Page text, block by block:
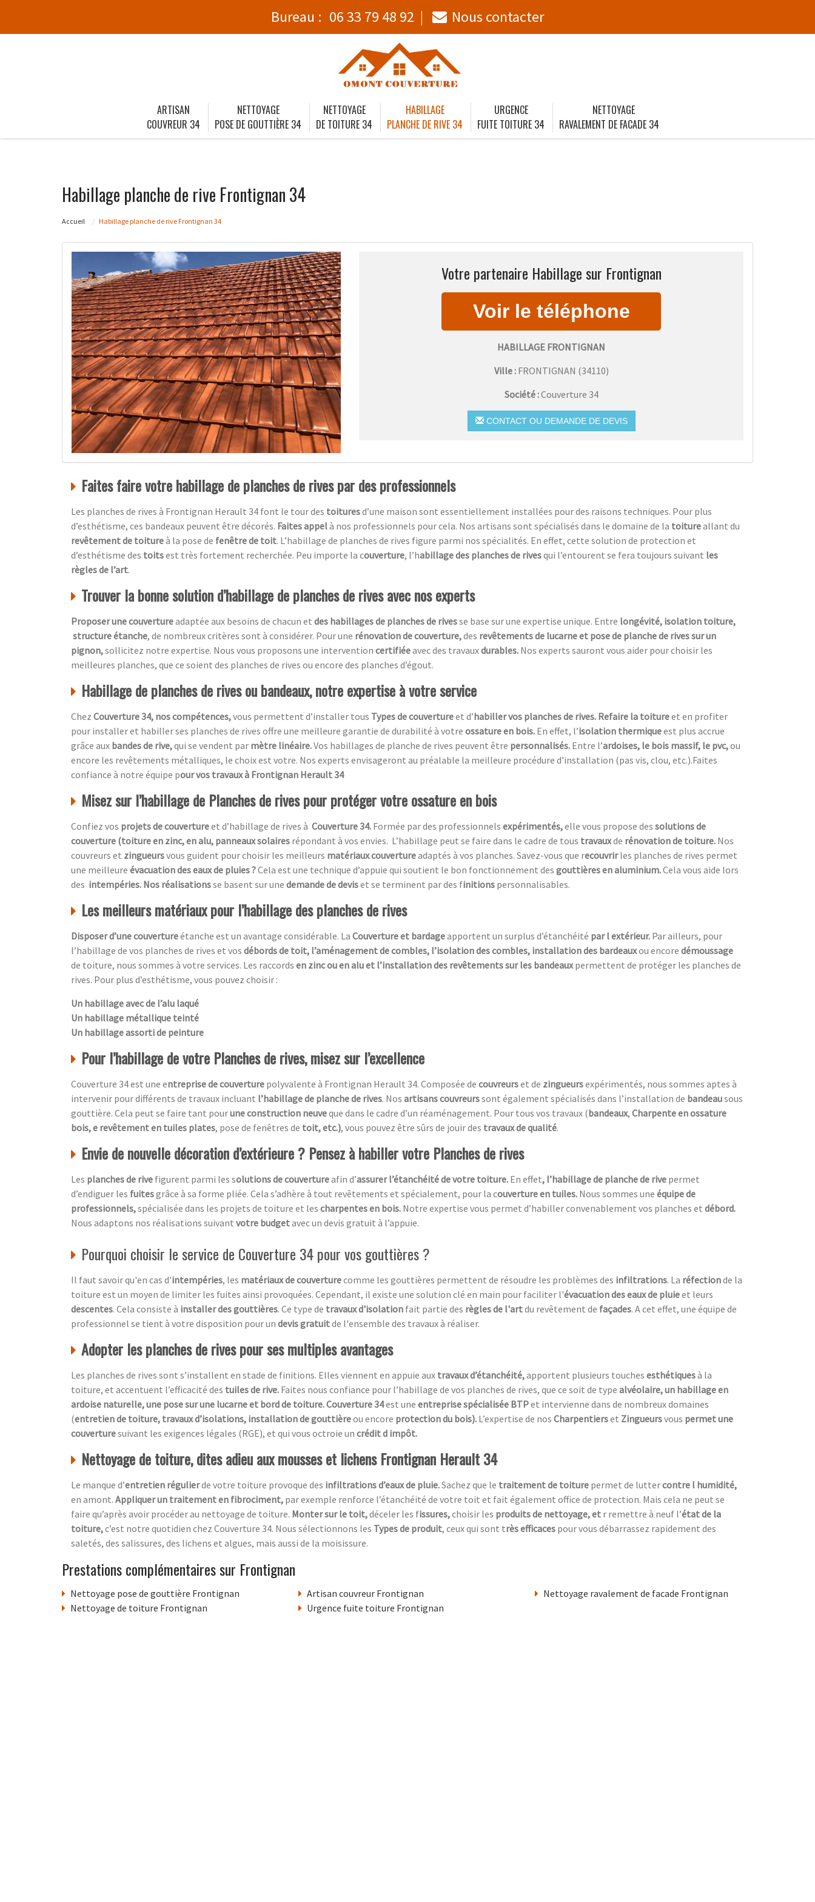
Bureau : 06 33 79 48 92 Nous contacter
ARTISAN
COUVREUR 34
NETTOYAGE
POSE DE GOUTTIÈRE 34
NETTOYAGE
DE TOITURE 34
HABILLAGE
PLANCHE DE RIVE 34
URGENCE
FUITE TOITURE 34
NETTOYAGE
RAVALEMENT DE FACADE 34
Habillage planche de rive Frontignan 34
Accueil Habillage planche de rive Frontignan 34
Votre partenaire Habillage sur Frontignan
HABILLAGE FRONTIGNAN
Ville : FRONTIGNAN (34110)
Société :Couverture 34
CONTACT OU DEMANDE DE DEVIS
Faites faire votre habillage de planches de rives par des professionnels
Les planches de rives à Frontignan Herault 34 font le tour des toituresd’une maison sont essentiellement installées pour des raisons techniques. Pour plus
d’esthétisme, ces bandeaux peuvent être décorés. Faites appelà nos professionnels pour cela. Nos artisans sont spécialisés dans le domaine de la toitureallant du
revêtement de toitureà la pose de fenêtre de toit. L’habillage de planches de rives figure parmi nos spécialités. En effet, cette solution de protection et
d’esthétisme des toitsest très fortement recherchée. Peu importe la couverture, l’habillage des planches de rivesqui l’entourent se fera toujours suivant les
règles de l’art.
Trouver la bonne solution d’habillage de planches de rives avec nos experts
Proposer une couvertureadaptée aux besoins de chacun et des habillages de planches de rivesse base sur une expertise unique. Entre longévité, isolation toiture,
structure étanche, de nombreux critères sont à considérer. Pour une rénovation de couverture,des revêtements de lucarne et pose de planche de rives sur un
pignon,sollicitez notre expertise. Nous vous proposons une intervention certifiéeavec des travauxdurables. Nos experts sauront vous aider pour choisir les
meilleures planches, que ce soient des planches de rives ou encore des planches d’égout.
Habillage de planches de rives ou bandeaux, notre expertise à votre service
Chez Couverture 34, nos compétences,vous permettent d’installer tous Types de couvertureet d’habiller vos planches de rives. Refaire la toitureet en profiter
pour installer et habiller ses planches de rives offre une meilleure garantie de durabilité à votre ossature en bois. En effet, l’isolation thermiqueest plus accrue
grâce aux bandes de rive,qui se vendent par mètre linéaire.Vos habillages de planche de rives peuvent être personnalisés. Entre l’ardoises, le bois massif, le pvc,ou
encore les revêtements métalliques, le choix est votre. Nos experts envisageront au préalable la meilleure procédure d’installation (pas vis, clou, etc.).Faites
confiance à notre équipe pour vos travaux à Frontignan Herault 34
Misez sur l’habillage de Planches de rives pour protéger votre ossature en bois
Confiez vos projets de couvertureet d’habillage de rives à Couverture 34. Formée par des professionnels expérimentés,elle vous propose des solutions de
couverture (toiture en zinc, en alu, panneaux solaires répondant à vos envies. L’habillage peut se faire dans le cadre de tous travauxde rénovation de toiture. Nos
couvreurs et zingueursvous guident pour choisir les meilleurs matériaux couvertureadaptés à vos planches. Savez-vous que recouvrirles planches de rives permet
une meilleure évacuation des eaux de pluies ?Cela est une technique d’appuie qui soutient le bon fonctionnement des gouttières en aluminium.Cela vous aide lors
des intempéries. Nos réalisationsse basent sur une demande de deviset se terminent par des finitions personnalisables.
Les meilleurs matériaux pour l’habillage des planches de rives
Disposer d’une couvertureétanche est un avantage considérable. La Couverture et bardageapportent un surplus d’étanchéité par l extérieur. Par ailleurs, pour
l’habillage de vos planches de rives et vos débords de toit, l’aménagement de combles, l’isolation des combles, installation des bardeauxou encore démoussage
de toiture, nous sommes à votre services. Les raccords en zinc ou en alu et l’installation des revêtements sur les bandeauxpermettent de protéger les planches de
rives. Pour plus d’esthétisme, vous pouvez choisir :
Un habillage avec de l’alu laqué
Un habillage métallique teinté
Un habillage assorti de peinture
Pour l’habillage de votre Planches de rives, misez sur l’excellence
Couverture 34 est une entreprise de couverture polyvalente à Frontignan Herault 34. Composée de couvreurset de zingueursexpérimentés, nous sommes aptes à
intervenir pour différents de travaux incluant l’habillage de planche de rives. Nos artisans couvreurssont également spécialisés dans l’installation de bandeausous
gouttière. Cela peut se faire tant pourune construction neuveque dans le cadre d’un réaménagement. Pour tous vos travaux (bandeaux, Charpente en ossature
bois, e revêtement en tuiles plates, pose de fenêtres de toit, etc.), vous pouvez être sûrs de jouir des travaux de qualité.
Envie de nouvelle décoration d’extérieure ? Pensez à habiller votre Planches de rives
Les planches de rive figurent parmi les solutions de couvertureafin d’assurer l’étanchéité de votre toiture. En effet, l’habillage de planche de rive permet
d’endiguer les fuitesgrâce à sa forme pliée. Cela s’adhère à tout revêtements et spécialement, pour la couverture en tuiles. Nous sommes une équipe de
professionnels,spécialisée dans les projets de toiture et les charpentes en bois. Notre expertise vous permet d’habiller convenablement vos planches et débord.
Nous adaptons nos réalisations suivant votre budgetavec un devis gratuit à l’appuie.
Pourquoi choisir le service de Couverture 34 pour vos gouttières ?
Il faut savoir qu'en cas d'intempéries, les matériaux de couverturecomme les gouttières permettent de résoudre les problèmes des infiltrations. La réfectionde la
toiture est un moyen de limiter les fuites ainsi provoquées. Cependant, il existe une solution clé en main pour faciliter l'évacuation des eaux de pluieet leurs
descentes. Cela consiste à installer des gouttières. Ce type de travaux d'isolation fait partie des règles de l'artdu revêtement de façades. A cet effet, une équipe de
professionnel se tient à votre disposition pour un devis gratuitde l'ensemble des travaux à réaliser.
Adopter les planches de rives pour ses multiples avantages
Les planches de rives sont s’installent en stade de finitions. Elles viennent en appuie aux travaux d’étanchéité,apportent plusieurs touches esthétiquesà la
toiture, et accentuent l’efficacité des tuiles de rive. Faites nous confiance pour l’habillage de vos planches de rives, que ce soit de type alvéolaire, un habillage en
ardoise naturelle, une pose sur une lucarne et bord de toiture. Couverture 34est une entreprise spécialisée BTPet intervienne dans de nombreux domaines
(entretien de toiture, travaux d’isolations, installation de gouttièreou encore protection du bois). L’expertise de nos Charpentierset Zingueursvous permet une
couverturesuivant les exigences légales (RGE), et qui vous octroie un crédit d impôt.
Nettoyage de toiture, dites adieu aux mousses et lichens Frontignan Herault 34
Le manque d’entretien régulierde votre toiture provoque des infiltrations d’eaux de pluie.Sachez que le traitement de toiture permet de luttercontre l humidité,
en amont. Appliquer un traitement en fibrociment, par exemple renforce l’étanchéité de votre toit et fait également office de protection. Mais cela ne peut se
faire qu’après avoir procéder au nettoyage de toiture. Monter sur le toit,déceler les fissures,choisir les produits de nettoyage, et r remettre à neuf l’état de la
toiture,c’est notre quotidien chez Couverture 34. Nous sélectionnons les Types de produit, ceux qui sont très efficaces pour vous débarrassez rapidement des
saletés, des salissures, des lichens et algues, mais aussi de la moisissure.
Prestations complémentaires sur Frontignan
Nettoyage pose de gouttière Frontignan
Nettoyage de toiture Frontignan
Artisan couvreur Frontignan
Urgence fuite toiture Frontignan
Nettoyage ravalement de facade Frontignan